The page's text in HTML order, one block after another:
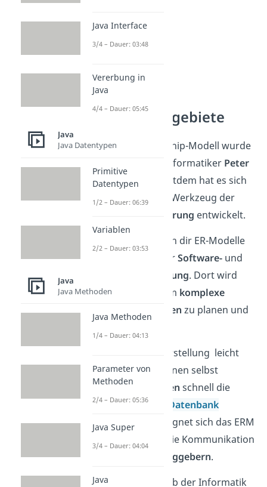
Anwendungsgebiete
Das Entity-Relationship-Modell wurde
erstmal 1976 vom Informatiker Peter
Chenvorgestellt. Seitdem hat es sich
zu einem wichtigen Werkzeug der
Datenbankmodellierung entwickelt.
Deswegen begegnen dir ER-Modelle
überwiegend bei derSoftware-und
Datenbankentwicklung. Dort wird
das ERM genutzt, um komplexe
Datenbankstrukturen zu planen und
Da die grafische Darstellung leicht
verständlich ist, können selbst
fachfremde Personen schnell die
Beziehungen einer
Datenbank
erfassen. Deshalb eignet sich das ERM
besonders gut für die Kommunikation
externen Auftraggebern.
Doch auch außerhalb der Informatik
Java Interface
3/4 – Dauer: 03:48
Vererbung in
Java
4/4 – Dauer: 05:45
Java
Java Datentypen
Primitive
Datentypen
1/2 – Dauer: 06:39
Variablen
2/2 – Dauer: 03:53
Java
Java Methoden
Java Methoden
1/4 – Dauer: 04:13
Parameter von
Methoden
2/4 – Dauer: 05:36
Java Super
3/4 – Dauer: 04:04
Java